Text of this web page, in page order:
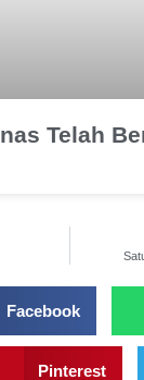
Telah
Facebook
Pinterest